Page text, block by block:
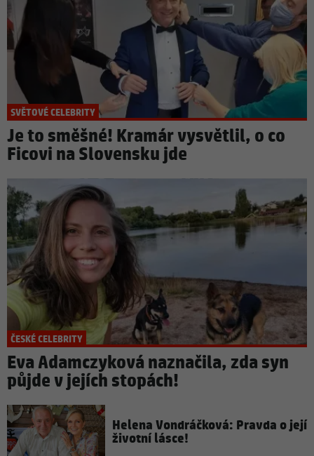
SVĚTOVÉ CELEBRITY
Je to směšné! Kramár vysvětlil, o co
Ficovi na Slovensku jde
ČESKÉ CELEBRITY
Eva Adamczyková naznačila, zda syn
půjde v jejích stopách!
Helena Vondráčková: Pravda o její
životní lásce!